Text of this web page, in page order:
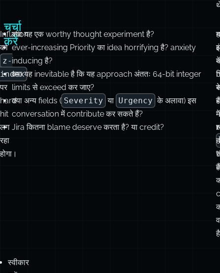
index
पर
hard
hit
लग
रहा
होगा।
क्या यह inevitable है कि यह approach अंततः 64-bit integer
limits से exceed कर जाए?
क्या अन्य fields ( Severity या Urgency के अलावा) इस
conversation में contribute कर सकते हैं?
Jira कितना blame deserve करता है? या credit?
में
1,000